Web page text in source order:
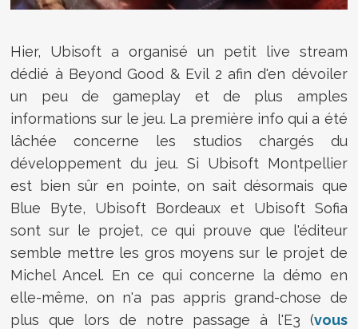
Hier, Ubisoft a organisé un petit live stream
dédié à Beyond Good & Evil 2 afin d'en dévoiler
un peu de gameplay et de plus amples
informations sur le jeu. La première info qui a été
lâchée concerne les studios chargés du
développement du jeu. Si Ubisoft Montpellier
est bien sûr en pointe, on sait désormais que
Blue Byte, Ubisoft Bordeaux et Ubisoft Sofia
sont sur le projet, ce qui prouve que l'éditeur
semble mettre les gros moyens sur le projet de
Michel Ancel. En ce qui concerne la démo en
elle-même, on n'a pas appris grand-chose de
plus que lors de notre passage à l'E3 (vous